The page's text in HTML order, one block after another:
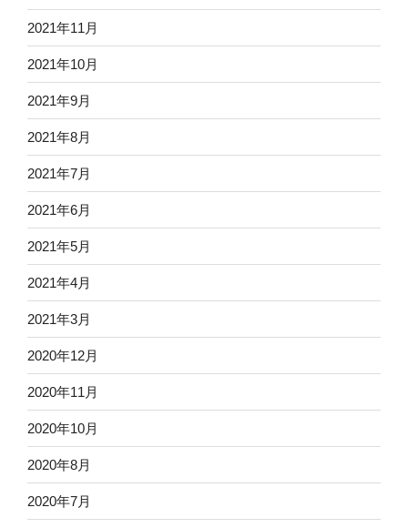
2021年11月
2021年10月
2021年9月
2021年8月
2021年7月
2021年6月
2021年5月
2021年4月
2021年3月
2020年12月
2020年11月
2020年10月
2020年8月
2020年7月